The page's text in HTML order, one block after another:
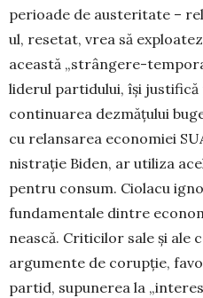
perioade de austeritate –
ul, resetat, vrea să
această „strângere-
liderul partidului, își
continuarea dezmățului
cu relansarea economiei
nistrație Biden, ar utiliza
pen­tru consum. Ciolacu
fun­da­mentale dintre
neas­că. Criticilor sale și ale
argu­mente de corupție,
partid, su­punerea la